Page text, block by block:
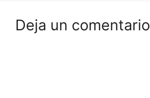
Deja un comentario